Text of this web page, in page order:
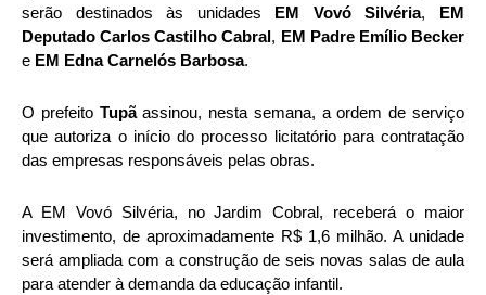
serão destinados às unidades EM Vovó Silvéria, EM
Deputado Carlos Castilho Cabral, EM Padre Emílio Becker
e EM Edna Carnelós Barbosa.
O prefeito Tupãassinou, nesta semana, a ordem de serviço
que autoriza o início do processo licitatório para contratação
das empresas responsáveis pelas obras.
A EM Vovó Silvéria, no Jardim Cobral, receberá o maior
investimento, de aproximadamente R$ 1,6 milhão. A unidade
será ampliada com a construção de seis novas salas de aula
para atender à demanda da educação infantil.